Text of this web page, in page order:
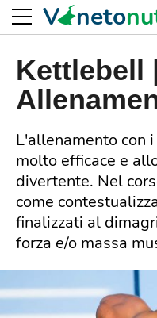
Kettlebell
L'allenamento con
molto efficace e
divertente. Nel
come
finalizzati al
forza e/o massa
V neto